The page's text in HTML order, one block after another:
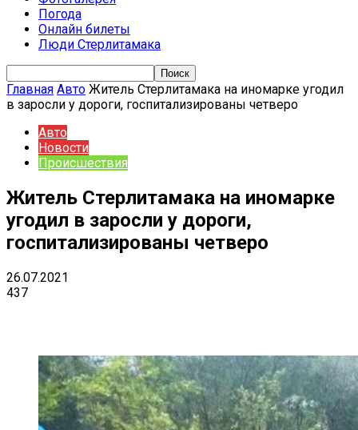
Погода
Онлайн билеты
Люди Стерлитамака
Главная Авто Житель Стерлитамака на иномарке угодил
в заросли у дороги, госпитализированы четверо
Авто
Новости
Происшествия
Житель Стерлитамака на иномарке
угодил в заросли у дороги,
госпитализированы четверо
26.07.2021
437